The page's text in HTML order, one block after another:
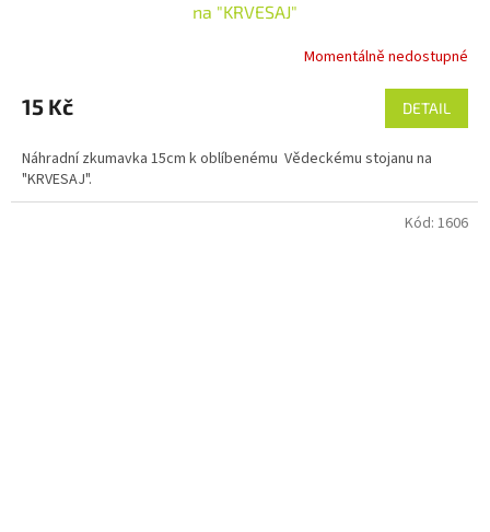
na "KRVESAJ"
Momentálně nedostupné
15 Kč DETAIL
Náhradní zkumavka 15cm k oblíbenému Vědeckému stojanu na
"KRVESAJ".
Kód: 1606